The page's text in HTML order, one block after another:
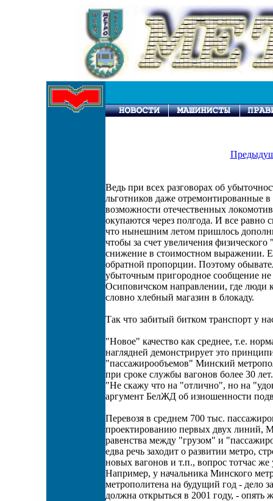
Ведь при всех разговорах об
льготников даже отремонтированные
возможности отечественных
окупаются через полгода. И все равно
что нынешним летом пришлось
чтобы за счет увеличения
снижение в стоимостном выражении.
обратной пропорции. Поэтому
убыточным пригородное сообщение
Осиповичском направлении, где люди
словно хлебный магазин в блокаду.
Так что забитый битком транспорт у
"Новое" качество как среднее, т.е.
наглядней демонстрирует это
"пассажирообъемов" Минский
при сроке службы вагонов более 30
"Не скажу что на "отлично", но на
аргумент БелЖД об изношенности
Перевозя в среднем 700 тыс.
проектированию первых двух линий,
равенства между "грузом" и
едва речь заходит о развитии метро,
новых вагонов и т.п., вопрос тотчас
Например, у начальника Минского
метрополитена на будущий год - дело
должна открыться в 2001 году, - опять